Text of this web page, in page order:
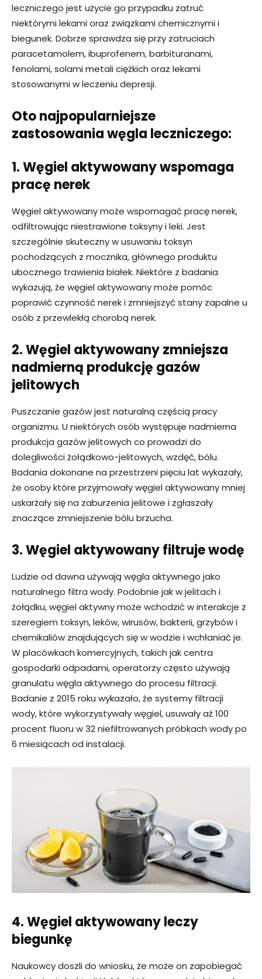
leczniczego jest użycie go przypadku zatruć
niektórymi lekami oraz związkami chemicznymi i
biegunek. Dobrze sprawdza się przy zatruciach
paracetamolem, ibuprofenem, barbituranami,
fenolami, solami metali ciężkich oraz lekami
stosowanymi w leczeniu depresji.
Oto najpopularniejsze
zastosowania węgla leczniczego:
1. Węgiel aktywowany wspomaga
pracę nerek
Węgiel aktywowany może wspomagać pracę nerek,
odfiltrowując niestrawione toksyny i leki. Jest
szczególnie skuteczny w usuwaniu toksyn
pochodzących z mocznika, głównego produktu
ubocznego trawienia białek. Niektóre z badania
wykazują, że węgiel aktywowany może pomóc
poprawić czynność nerek i zmniejszyć stany zapalne u
osób z przewlekłą chorobą nerek.
2. Węgiel aktywowany zmniejsza
nadmierną produkcję gazów
jelitowych
Puszczanie gazów jest naturalną częścią pracy
organizmu. U niektórych osób występuje nadmierna
produkcja gazów jelitowych co prowadzi do
dolegliwości żołądkowo-jelitowych, wzdęć, bólu.
Badania dokonane na przestrzeni pięciu lat wykazały,
że osoby które przyjmowały węgiel aktywowany mniej
uskarżały się na zaburzenia jelitowe i zgłaszały
znaczące zmniejszenie bólu brzucha.
3. Węgiel aktywowany filtruje wodę
Ludzie od dawna używają węgla aktywnego jako
naturalnego filtra wody. Podobnie jak w jelitach i
żołądku, węgiel aktywny może wchodzić w interakcje z
szeregiem toksyn, leków, wirusów, bakterii, grzybów i
chemikaliów znajdujących się w wodzie i wchłaniać je.
W placówkach komercyjnych, takich jak centra
gospodarki odpadami, operatorzy często używają
granulatu węgla aktywnego do procesu filtracji.
Badanie z 2015 roku wykazało, że systemy filtracji
wody, które wykorzystywały węgiel, usuwały aż 100
procent fluoru w 32 niefiltrowanych próbkach wody po
6 miesiącach od instalacji.
4. Węgiel aktywowany leczy
biegunkę
Naukowcy doszli do wniosku, że może on zapobiegać